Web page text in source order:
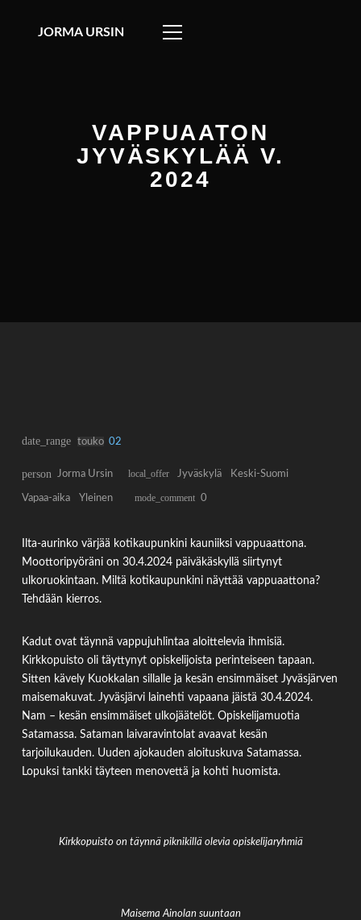
JORMA URSIN
VAPPUAATON
JYVÄSKYLÄÄ V.
2024
date_range touko 02
person Jorma Ursin local_offer Jyväskylä Keski-Suomi
Vapaa-aika Yleinen mode_comment 0
Ilta-aurinko värjää kotikaupunkini kauniiksi vappuaattona.
Moottoripyöräni on 30.4.2024 päiväkäskyllä siirtynyt
ulkoruokintaan. Miltä kotikaupunkini näyttää vappuaattona?
Tehdään kierros.
Kadut ovat täynnä vappujuhlintaa aloittelevia ihmisiä.
Kirkkopuisto oli täyttynyt opiskelijoista perinteiseen tapaan.
Sitten kävely Kuokkalan sillalle ja kesän ensimmäiset Jyväsjärven
maisemakuvat. Jyväsjärvi lainehti vapaana jäistä 30.4.2024.
Nam – kesän ensimmäiset ulkojäätelöt. Opiskelijamuotia
Satamassa. Sataman laivaravintolat avaavat kesän
tarjoilukauden. Uuden ajokauden aloituskuva Satamassa.
Lopuksi tankki täyteen menovettä ja kohti huomista.
Kirkkopuisto on täynnä piknikillä olevia opiskelijaryhmiä
Maisema Ainolan suuntaan